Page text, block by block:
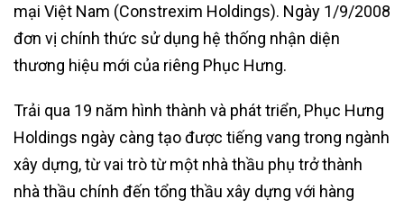
mại Việt Nam (Constrexim Holdings). Ngày 1/9/2008
đơn vị chính thức sử dụng hệ thống nhận diện
thương hiệu mới của riêng Phục Hưng.
Trải qua 19 năm hình thành và phát triển, Phục Hưng
Holdings ngày càng tạo được tiếng vang trong ngành
xây dựng, từ vai trò từ một nhà thầu phụ trở thành
nhà thầu chính đến tổng thầu xây dựng với hàng